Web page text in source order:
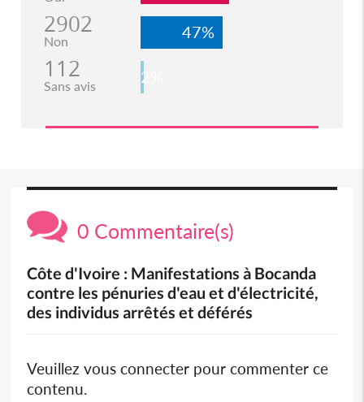
2902
Non 47%
112
Sans avis 2%
0 Commentaire(s)
Côte d'Ivoire : Manifestations à Bocanda
contre les pénuries d'eau et d'électricité,
des individus arrêtés et déférés
Veuillez vous connecter pour commenter ce
contenu.